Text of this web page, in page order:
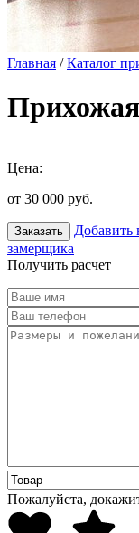
Главная /Каталог
Цена:
от 30 000 руб.
Заказать Добавить
замерщика
Получить расчет
Пожалуйста,